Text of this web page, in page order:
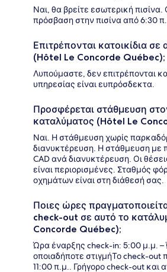
Ναι, θα βρείτε εσωτερική
πρόσβαση στην πισίνα από 6:30
Επιτρέπονται κατοικίδια
(Hôtel Le Concorde Québec);
Λυπούμαστε, δεν επιτρέπονται
υπηρεσίας είναι ευπρόσδεκτα.
Προσφέρεται στάθμευση
καταλύματος (Hôtel Le
Ναι. Η στάθμευση χωρίς
διανυκτέρευση. Η στάθμευση με
CAD ανά διανυκτέρευση. Οι
είναι περιορισμένες. Σταθμός
οχημάτων είναι στη διάθεσή σας.
Ποιες ώρες
check-out σε αυτό το
Concorde Québec);
Ώρα έναρξης check-in: 5:00 μ.μ. –
οποιαδήποτε στιγμήΤο check-out
11:00 π.μ.. Γρήγορο check-out και